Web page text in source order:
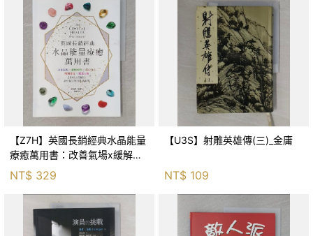
【Z7H】英國長銷經典水晶能量
療癒萬用書：改善氣場x緩解疼
痛x穩定身心x增加財富x促進人
緣，250種水晶礦石給你最完整
的生活對策_菲利
NT$ 329
【U3S】射雕英雄傳(三)_金庸
NT$ 109